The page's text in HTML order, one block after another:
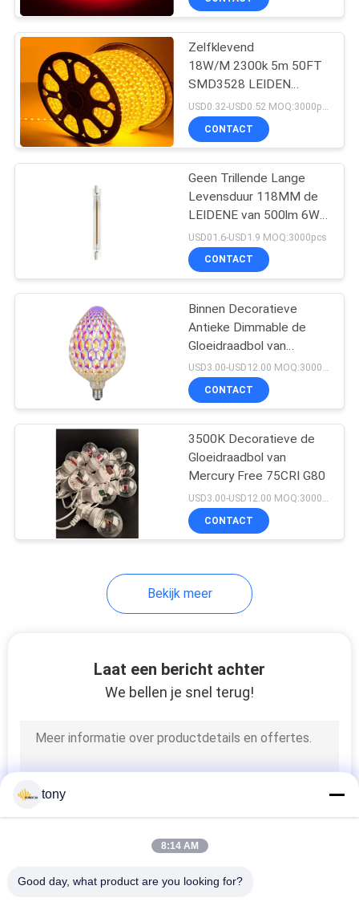
Neon LEIDENE
Strooklichten
23
Slimme LEIDENE
Strook
Overmaats Edison
Bulbs
230V LEIDENE
120V LEIDENE
Strook
Zelfklevend
18W/M 2300k 5m 50FT
SMD3528 LEIDEN
Strooklicht
CONTACT
Geen Trillende Lange
Levensduur 118MM de
LEIDENE van 500lm 6W
Bol van R7S
USD01.6-USD1.9 MOQ:3000pcs
CONTACT
Binnen Decoratieve
Antieke Dimmable de
Gloeidraadbol van
90lm/W 2000k G125 E27USD3.00-USD12.00 MOQ:3000pcs
CONTACT
3500K Decoratieve de
Gloeidraadbol van
Mercury Free 75CRI G80
USD3.00-USD12.00 MOQ:3000pcs
CONTACT
Bekijk meer
Laat een bericht achter
We bellen je snel terug!
tony
8:14 AM
Good day, what product are you looking for?